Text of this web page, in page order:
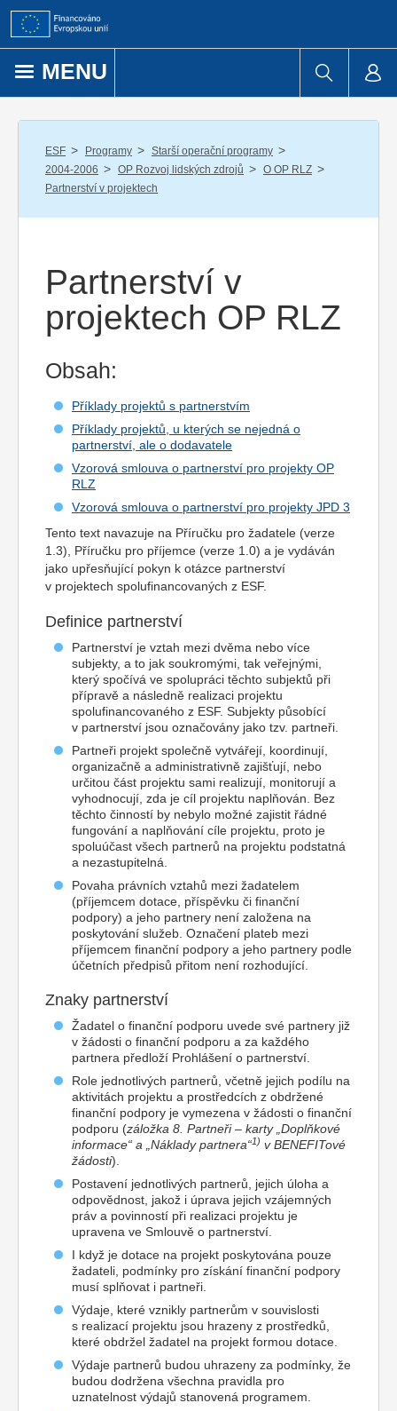
Přejít k obsahu
MENU
ESF / Programy / Starší operační programy /
2004-2006 / OP Rozvoj lidských zdrojů / O OP RLZ /
Partnerství v projektech
Partnerství v
projektech OP RLZ
Obsah:
Příklady projektů s partnerstvím
Příklady projektů, u kterých se nejedná o
partnerství, ale o dodavatele
Vzorová smlouva o partnerství pro projekty OP
RLZ
Vzorová smlouva o partnerství pro projekty JPD 3
Tento text navazuje na Příručku pro žadatele (verze
1.3), Příručku pro příjemce (verze 1.0) a je vydáván
jako upřesňující pokyn k otázce partnerství
v projektech spolufinancovaných z ESF.
Definice partnerství
Partnerství je vztah mezi dvěma nebo více
subjekty, a to jak soukromými, tak veřejnými,
který spočívá ve spolupráci těchto subjektů při
přípravě a následně realizaci projektu
spolufinancovaného z ESF. Subjekty působící
v partnerství jsou označovány jako tzv. partneři.
Partneři projekt společně vytvářejí, koordinují,
organizačně a administrativně zajišťují, nebo
určitou část projektu sami realizují, monitorují a
vyhodnocují, zda je cíl projektu naplňován. Bez
těchto činností by nebylo možné zajistit řádné
fungování a naplňování cíle projektu, proto je
spoluúčast všech partnerů na projektu podstatná
a nezastupitelná.
Povaha právních vztahů mezi žadatelem
(příjemcem dotace, příspěvku či finanční
podpory) a jeho partnery není založena na
poskytování služeb. Označení plateb mezi
příjemcem finanční podpory a jeho partnery podle
účetních předpisů přitom není rozhodující.
Znaky partnerství
Žadatel o finanční podporu uvede své partnery již
v žádosti o finanční podporu a za každého
partnera předloží Prohlášení o partnerství.
Role jednotlivých partnerů, včetně jejich podílu na
aktivitách projektu a prostředcích z obdržené
finanční podpory je vymezena v žádosti o finanční
podporu (záložka 8. Partneři – karty „Doplňkové
informace“ a „Náklady partnera“1) v BENEFITové
žádosti).
Postavení jednotlivých partnerů, jejich úloha a
odpovědnost, jakož i úprava jejich vzájemných
práv a povinností při realizaci projektu je
upravena ve Smlouvě o partnerství.
I když je dotace na projekt poskytována pouze
žadateli, podmínky pro získání finanční podpory
musí splňovat i partneři.
Výdaje, které vznikly partnerům v souvislosti
s realizací projektu jsou hrazeny z prostředků,
které obdržel žadatel na projekt formou dotace.
Výdaje partnerů budou uhrazeny za podmínky, že
budou dodržena všechna pravidla pro
uznatelnost výdajů stanovená programem.